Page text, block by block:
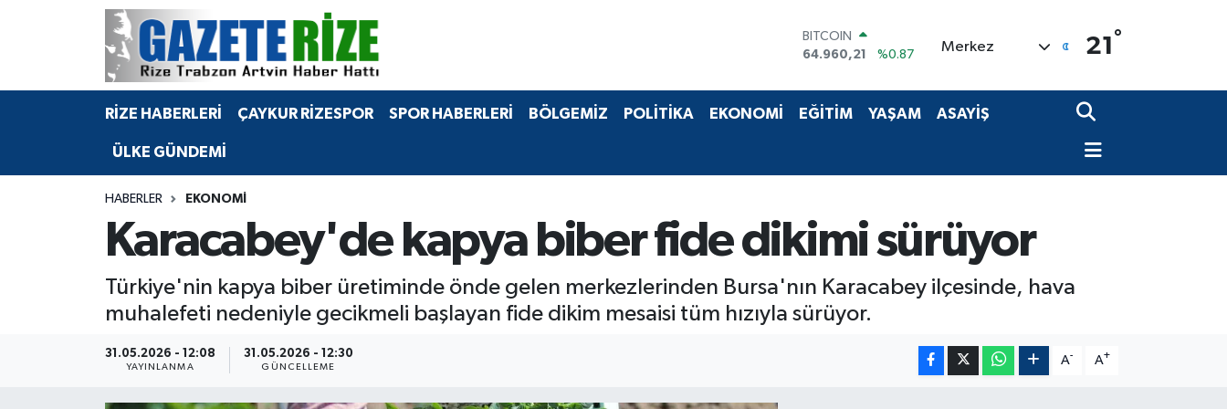
BITCOIN
64.960,21
%0.87
EURO
55,2510
%0.32
GRAM ALTIN
13.779
%-14
Merkez 21 °
RİZE HABERLERİ ÇAYKUR RİZESPOR SPOR HABERLERİ BÖLGEMİZ POLİTİKA EKONOMİ EĞİTİM YAŞAM ASAYİŞ
ÜLKE GÜNDEMİ
HABERLER EKONOMİ
Karacabey'de kapya biber fide dikimi sürüyor
Türkiye'nin kapya biber üretiminde önde gelen merkezlerinden Bursa'nın Karacabey ilçesinde, hava
muhalefeti nedeniyle gecikmeli başlayan fide dikim mesaisi tüm hızıyla sürüyor.
31.05.2026 - 12:08
YAYINLANMA
31.05.2026 - 12:30
GÜNCELLEME
A- A+
BÖLGEMİZ
Bilim Teknoloji
Advertising news
Merkez Nöbetçi Eczaneler
Merkez Hava Durumu
Merkez Trafik Yoğunluk Haritası
Tüm Manşetler
Son Dakika Haberleri
Haber Arşivi